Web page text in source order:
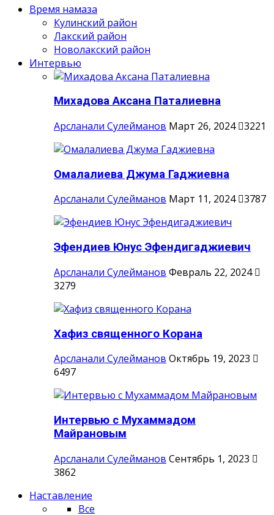
Время намаза
Кулинский район
Лакский район
Новолакский район
Интервью
Михадова Аксана Паталиевна
Арсланали Сулейманов Март 26, 2024 3221
Омалалиева Джума Гаджиевна
Арсланали Сулейманов Март 11, 2024 3787
Эфендиев Юнус Эфендигаджиевич
Арсланали Сулейманов Февраль 22, 2024
3279
Хафиз священного Корана
Арсланали Сулейманов Октябрь 19, 2023
6497
Интервью с Мухаммадом
Майрановым
Арсланали Сулейманов Сентябрь 1, 2023
3862
Наставление
Все